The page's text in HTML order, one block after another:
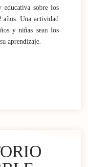
educativa sobre los
Una actividad
y niñas sean los
aprendizaje.